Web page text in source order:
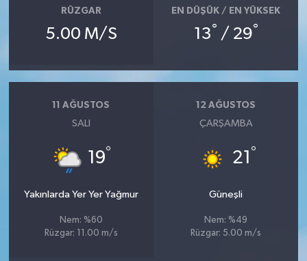
RÜZGAR
5.00 M/S
EN DÜŞÜK / EN YÜKSEK
13° / 29°
11 AĞUSTOS
SALI
19°
Yakınlarda Yer Yer Yağmur
Nem: %60
Rüzgar: 11.00 m/s
12 AĞUSTOS
ÇARŞAMBA
21 °
Güneşli
Nem: %49
Rüzgar: 5.00 m/s